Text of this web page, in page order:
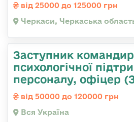
від 25000 до 125000 грн
Черкаси, Черкаська
Заступник
психологічної
персоналу, офіцер
від 50000 до 120000 грн
Вся Україна